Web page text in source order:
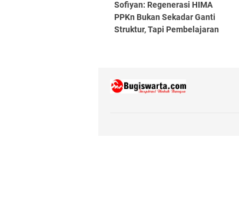
Sofiyan: Regenerasi HIMA
PPKn Bukan Sekadar Ganti
Struktur, Tapi Pembelajaran